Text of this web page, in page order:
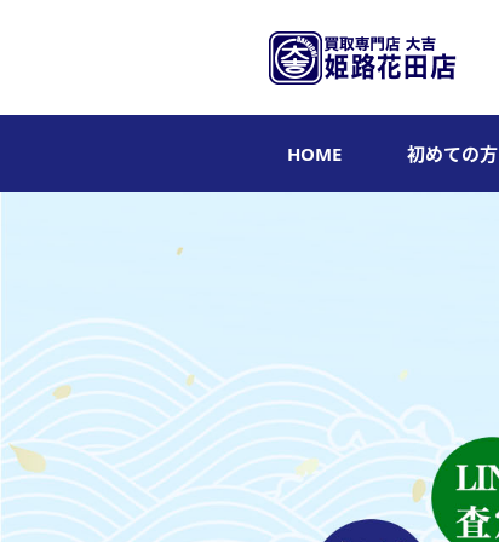
HOME 初めての方